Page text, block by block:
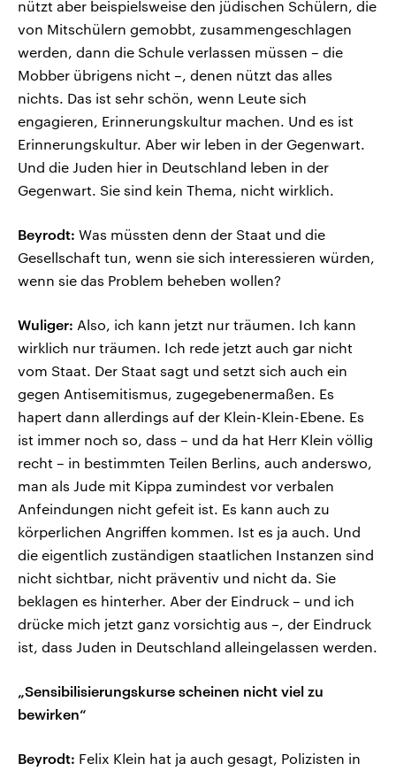
nützt aber beispielsweise den jüdischen Schülern, die
von Mitschülern gemobbt, zusammengeschlagen
werden, dann die Schule verlassen müssen – die
Mobber übrigens nicht –, denen nützt das alles
nichts. Das ist sehr schön, wenn Leute sich
engagieren, Erinnerungskultur machen. Und es ist
Erinnerungskultur. Aber wir leben in der Gegenwart.
Und die Juden hier in Deutschland leben in der
Gegenwart. Sie sind kein Thema, nicht wirklich.
Beyrodt: Was müssten denn der Staat und die
Gesellschaft tun, wenn sie sich interessieren würden,
wenn sie das Problem beheben wollen?
Wuliger: Also, ich kann jetzt nur träumen. Ich kann
wirklich nur träumen. Ich rede jetzt auch gar nicht
vom Staat. Der Staat sagt und setzt sich auch ein
gegen Antisemitismus, zugegebenermaßen. Es
hapert dann allerdings auf der Klein-Klein-Ebene. Es
ist immer noch so, dass – und da hat Herr Klein völlig
recht – in bestimmten Teilen Berlins, auch anderswo,
man als Jude mit Kippa zumindest vor verbalen
Anfeindungen nicht gefeit ist. Es kann auch zu
körperlichen Angriffen kommen. Ist es ja auch. Und
die eigentlich zuständigen staatlichen Instanzen sind
nicht sichtbar, nicht präventiv und nicht da. Sie
beklagen es hinterher. Aber der Eindruck – und ich
drücke mich jetzt ganz vorsichtig aus –, der Eindruck
ist, dass Juden in Deutschland alleingelassen werden.
„Sensibilisierungskurse scheinen nicht viel zu
bewirken“
Beyrodt: Felix Klein hat ja auch gesagt, Polizisten in